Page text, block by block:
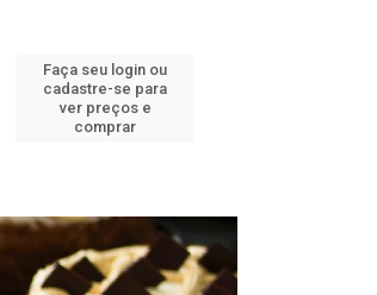
Faça seu login ou
cadastre-se para
ver preços e
comprar